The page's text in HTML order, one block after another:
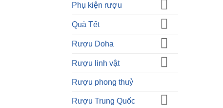
Phụ kiện rượu
Quà Tết
Rượu Doha
Rượu linh vật
Rượu phong thuỷ
Rượu Trung Quốc